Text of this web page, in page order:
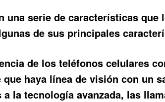
una serie de características
de sus principales
de los teléfonos celulares
haya línea de visión con un
a la tecnología avanzada, las